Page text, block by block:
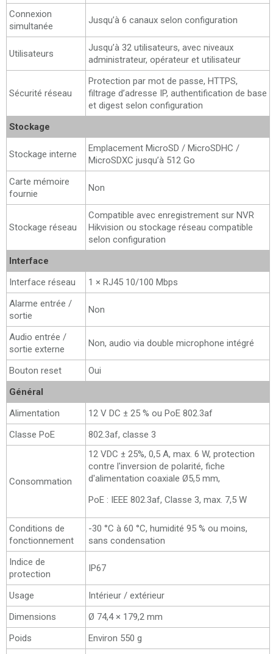
Connexion
simultanée
Jusqu’à 6 canaux selon configuration
Utilisateurs
Jusqu’à 32 utilisateurs, avec niveaux
administrateur, opérateur et utilisateur
Sécurité réseau
Protection par mot de passe, HTTPS,
filtrage d’adresse IP, authentification de base
et digest selon configuration
Stockage
Stockage interne
Emplacement MicroSD / MicroSDHC /
MicroSDXC jusqu’à 512 Go
Carte mémoire
fournie
Non
Stockage réseau
Compatible avec enregistrement sur NVR
Hikvision ou stockage réseau compatible
selon configuration
Interface
Interface réseau
1 × RJ45 10/100 Mbps
Alarme entrée /
sortie
Non
Audio entrée /
sortie externe
Non, audio via double microphone intégré
Bouton reset
Oui
Général
Alimentation
12 V DC ± 25 % ou PoE 802.3af
Classe PoE
802.3af, classe 3
Consommation
12 VDC ± 25%, 0,5 A, max. 6 W, protection
contre l'inversion de polarité, fiche
d'alimentation coaxiale Ø5,5 mm,
PoE : IEEE 802.3af, Classe 3, max. 7,5 W
Conditions de
fonctionnement
-30 °C à 60 °C, humidité 95 % ou moins,
sans condensation
Indice de
protection
IP67
Usage
Intérieur / extérieur
Dimensions
Ø 74,4 × 179,2 mm
Poids
Environ 550 g